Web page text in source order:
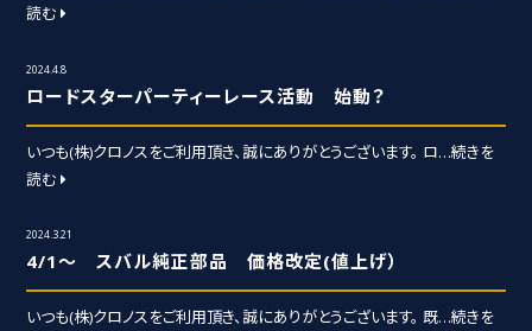
読む
2024.4.8
ロードスターパーティーレース活動 始動？
いつも(株)クロノスをご利用頂き、誠にありがとうございます。 ロ…続きを
読む
2024.3.21
4/1～ スバル純正部品 価格改定(値上げ）
いつも(株)クロノスをご利用頂き、誠にありがとうございます。 既…続きを